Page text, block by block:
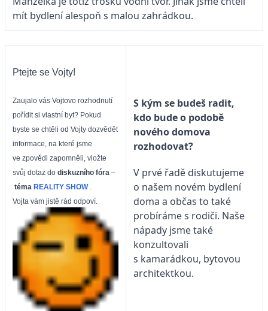
mít bydlení alespoň s malou zahrádkou.
Ptejte se Vojty!
Zaujalo vás Vojtovo rozhodnutí
pořídit si vlastní byt? Pokud
byste se chtěli od Vojty dozvědět
informace, na které jsme
ve zpovědi zapomněli, vložte
svůj dotaz do diskuzního fóra –
téma REALITY SHOW .
Vojta vám jistě rád odpoví.
S kým se budeš radit,
kdo bude o podobě
nového domova
rozhodovat?
V prvé řadě diskutujeme
o našem novém bydlení
doma a občas to také
probíráme s rodiči. Naše
nápady jsme také
konzultovali
s kamarádkou, bytovou
architektkou.